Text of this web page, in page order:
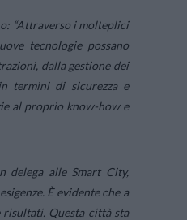
“Attraverso i molteplici
tecnologie possano
dalla gestione dei
termini di sicurezza e
al proprio know-how e
delega alle Smart City,
È evidente che a
risultati. Questa città sta